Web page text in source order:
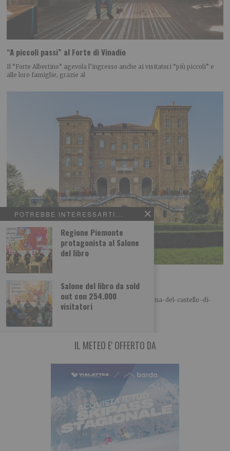
POTREBBE INTERESSARTI...
Regione Piemonte
protagonista al Salone
del libro
Salone del libro da sold
out con 254.000
visitatori
“A piccoli passi” al Forte di Vinadio
Il “Forte Albertino” agevola l’ingresso anche ai visitatori “più piccoli” e
alle loro famiglie, grazie al
Il fantasma del castello di Agliè
A cura di Piemonteitalia.eu Leggi l’articolo:
https://www.piemonteitalia.eu/it/curiosita/il-fantasma-del-castello-di-
agliè Leggi qui le ultime notizie: IL TORINESE
IL METEO E' OFFERTO DA